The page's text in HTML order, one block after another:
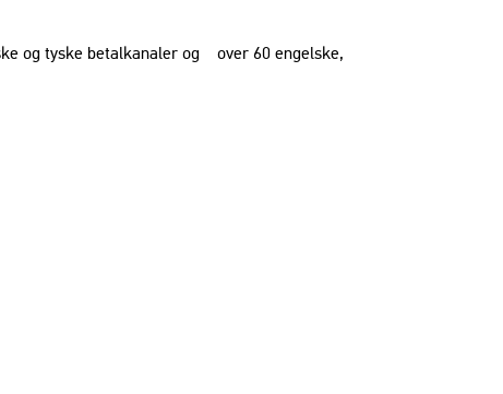
og tyske betalkanaler og over 60 engelske,